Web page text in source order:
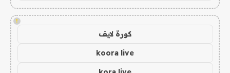
!
كورة لايف
koora live